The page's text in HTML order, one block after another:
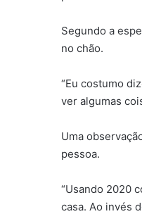
Segundo a
no chão.
“Eu costumo
ver algumas
Uma
pessoa.
“Usando 2020
casa. Ao invés